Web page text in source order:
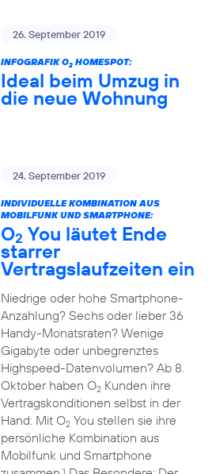
26. September 2019
INFOGRAFIK O2HOMESPOT:
Ideal beim Umzug in
die neue Wohnung
24. September 2019
INDIVIDUELLE KOMBINATION AUS
MOBILFUNK UND SMARTPHONE:
O2 You läutet Ende
starrer
Vertragslaufzeiten ein
Niedrige oder hohe Smartphone-
Anzahlung? Sechs oder lieber 36
Handy-Monatsraten? Wenige
Gigabyte oder unbegrenztes
Highspeed-Datenvolumen? Ab 8.
Oktober haben O2Kunden ihre
Vertragskonditionen selbst in der
Hand: Mit O2You stellen sie ihre
persönliche Kombination aus
Mobilfunk und Smartphone
1